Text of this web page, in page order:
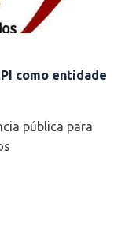
como entidade